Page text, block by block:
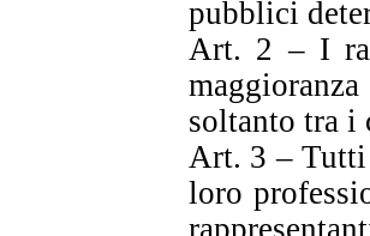
pubblici
Art. 2 – I
soltanto tra
Art. 3 –
loro